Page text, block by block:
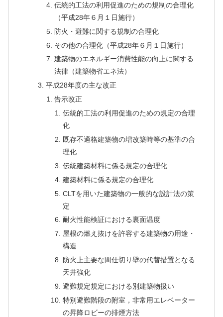
伝統的工法の利用促進のための規制の合理化
（平成28年６月１日施行）
防火・避難に関する規制の合理化
その他の合理化（平成28年６月１日施行）
建築物のエネルギー消費性能の向上に関する
法律（建築物省エネ法）
平成28年度の主な改正
告示改正
伝統的工法の利用促進のための規定の合理
化
既存不適格建築物の増改築時等の基準の合
理化
伝統建築材料に係る規定の合理化
建築材料に係る規定の合理化
CLTを用いた建築物の一般的な設計法の策
定
耐火性能検証における裏面温度
屋根の燃え抜けを許容する建築物の用途・
構造
防火上主要な間仕切り壁の代替措置となる
天井強化
避難規定規定における別建築物扱い
特別避難階段の附室，非常用エレベーター
の昇降ロビーの排煙方法